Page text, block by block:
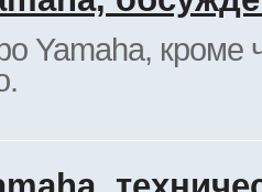
Yamaha, кроме